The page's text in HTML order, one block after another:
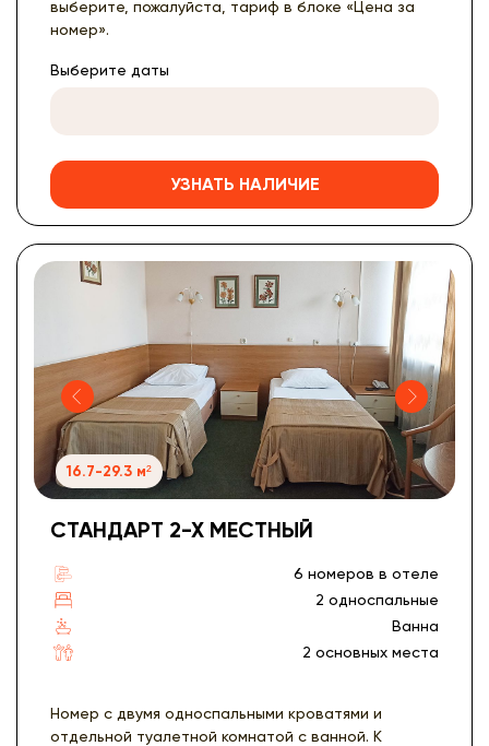
выберите, пожалуйста, тариф в блоке «Цена за
номер».
Выберите даты
УЗНАТЬ НАЛИЧИЕ
16.7-29.3 м²
СТАНДАРТ 2-Х МЕСТНЫЙ
6 номеров в отеле
2 односпальные
Ванна
2 основных места
Номер с двумя односпальными кроватями и
отдельной туалетной комнатой с ванной. К